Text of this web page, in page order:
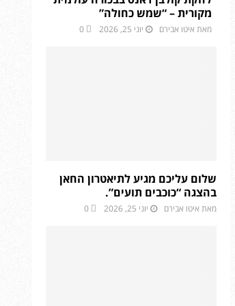
מקורית – “שמש כחולה”
מאת איטו אבירם יוני 25, 2026 0
שלום עליכם מגיע לתיאטרון החאן
בהצגה “כוכבים תועים”.
מאת איטו אבירם יוני 25, 2026 0